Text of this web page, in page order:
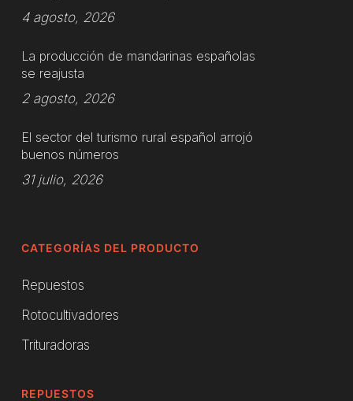
4 agosto, 2026
La producción de mandarinas españolas
se reajusta
2 agosto, 2026
El sector del turismo rural español arrojó
buenos números
31 julio, 2026
CATEGORÍAS DEL PRODUCTO
Repuestos
Rotocultivadores
Trituradoras
REPUESTOS